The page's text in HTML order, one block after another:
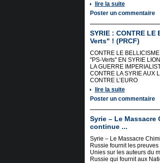
lire la suite
Poster un commentaire
SYRIE : CONTRE LE
Verts" ! (PRCF)
CONTRE LE
"PS-Verts" EN SYRIE
LA GUERRE
CONTRE LA SYRIE AUX
CONTRE L’EURO
lire la suite
Poster un commentaire
Syrie – Le Massacre
continue ...
Syrie – Le Massacre
Russie fournit les
Unies sur les auteurs du
Russie qui fournit aux